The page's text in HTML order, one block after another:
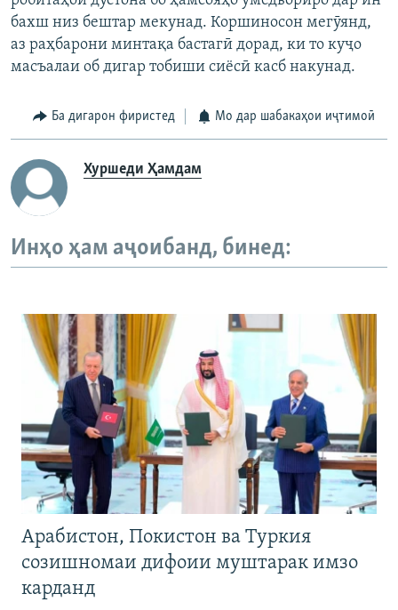
бахш низ бештар мекунад. Коршиносон мегӯянд,
аз раҳбарони минтақа бастагӣ дорад, ки то куҷо
масъалаи об дигар тобиши сиёсӣ касб накунад.
Ба дигарон фиристед Мо дар шабакаҳои иҷтимоӣ
Хуршеди Ҳамдам
Инҳо ҳам аҷоибанд, бинед:
Арабистон, Покистон ва Туркия
созишномаи дифоии муштарак имзо
карданд